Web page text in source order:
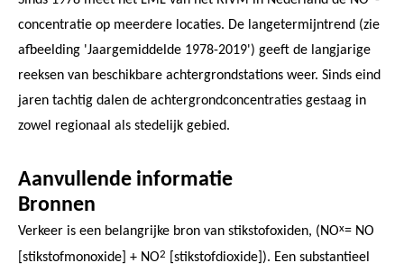
concentratie op meerdere locaties. De langetermijntrend (zie
afbeelding 'Jaargemiddelde 1978-2019') geeft de langjarige
reeksen van beschikbare achtergrondstations weer. Sinds eind
jaren tachtig dalen de achtergrondconcentraties gestaag in
zowel regionaal als stedelijk gebied.
Aanvullende informatie
Bronnen
Verkeer is een belangrijke bron van stikstofoxiden, (NOx= NO
[stikstofmonoxide] + NO2
[stikstofdioxide]). Een substantieel